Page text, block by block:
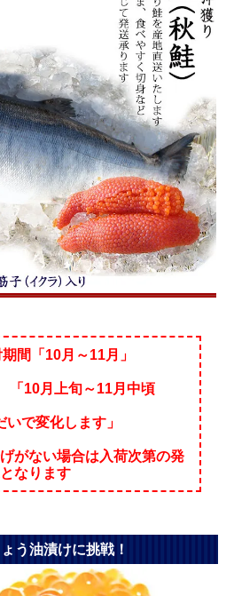
間「10月～11月」
10月上旬～11月中頃
で変化します」
がない場合は入荷次第の発
なります
う油漬けに挑戦！